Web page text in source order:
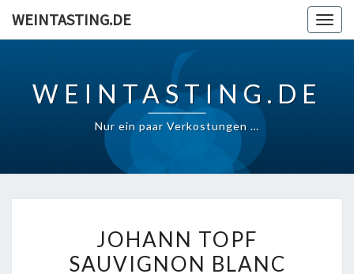
WEINTASTING.DE
WEINTASTING.DE
Nur ein paar Verkostungen …
TOPF
SAUVIGNON
JOHANN TOPF
SAUVIGNON BLANC